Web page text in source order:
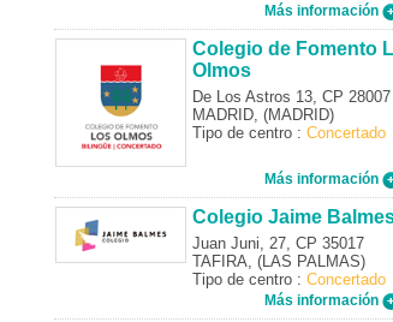
Más información
Colegio de Fomento
Olmos
De Los Astros 13, CP 28007
MADRID, (MADRID)
Tipo de centro : Concertado
Más información
Colegio Jaime
Juan Juni, 27, CP 35017
TAFIRA, (LAS PALMAS)
Tipo de centro : Concertado
Más información